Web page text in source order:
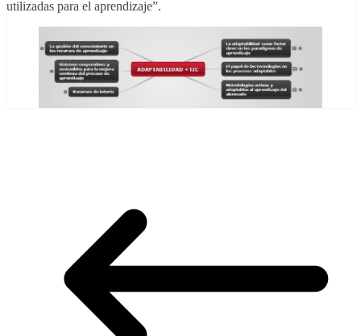
utilizadas para el aprendizaje”.